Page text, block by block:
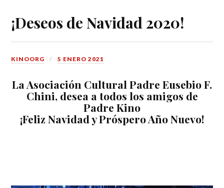
¡Deseos de Navidad 2020!
KINOORG 5 ENERO 2021
La Asociación Cultural Padre Eusebio F.
Chini, desea a todos los amigos de
Padre Kino
¡Feliz Navidad y Próspero Año Nuevo!